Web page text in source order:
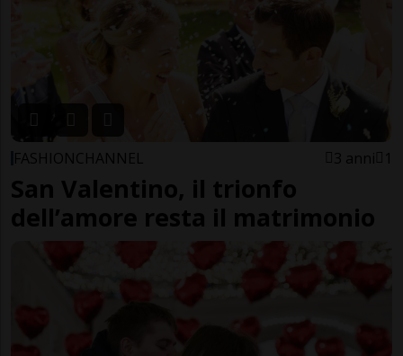
FASHIONCHANNEL 3 anni 1
San Valentino, il trionfo
dell’amore resta il matrimonio